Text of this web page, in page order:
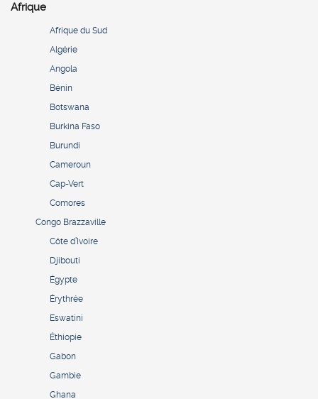
Afrique
Afrique du Sud
Algérie
Angola
Bénin
Botswana
Burkina Faso
Burundi
Cameroun
Cap-Vert
Comores
Congo Brazzaville
Côte d’Ivoire
Djibouti
Égypte
Érythrée
Eswatini
Éthiopie
Gabon
Gambie
Ghana